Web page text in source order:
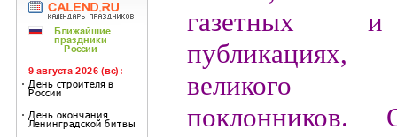
газетных и
великого